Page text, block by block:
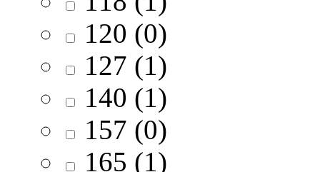
120 (0)
127 (1)
140 (1)
157 (0)
165 (1)